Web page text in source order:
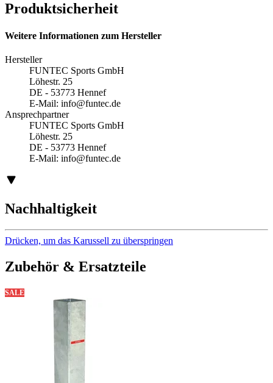
Produktsicherheit
Weitere Informationen zum Hersteller
Hersteller
FUNTEC Sports GmbH
Löhestr. 25
DE - 53773 Hennef
E-Mail: info@funtec.de
Ansprechpartner
FUNTEC Sports GmbH
Löhestr. 25
DE - 53773 Hennef
E-Mail: info@funtec.de
Nachhaltigkeit
Drücken, um das Karussell zu überspringen
Zubehör & Ersatzteile
SALE